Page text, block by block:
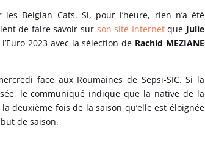
Belgian Cats. Si, pour l’heure, rien n’a été
de faire savoir sur son site Internetque Julie
2023 avec la sélection de Rachid MEZIANE
face aux Roumaines de Sepsi-SIC. Si la
le communiqué indique que la native de la
deuxième fois de la saison qu’elle est éloignée
de saison.